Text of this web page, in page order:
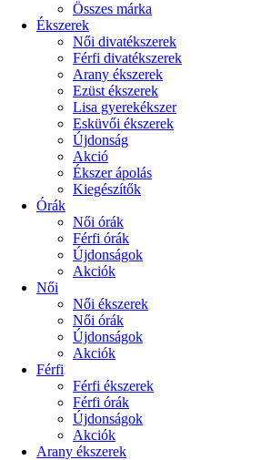
Összes márka
Ékszerek
Női divatékszerek
Férfi divatékszerek
Arany ékszerek
Ezüst ékszerek
Lisa gyerekékszer
Esküvői ékszerek
Újdonság
Akció
Ékszer ápolás
Kiegészítők
Órák
Női órák
Férfi órák
Újdonságok
Akciók
Női
Női ékszerek
Női órák
Újdonságok
Akciók
Férfi
Férfi ékszerek
Férfi órák
Újdonságok
Akciók
Arany ékszerek